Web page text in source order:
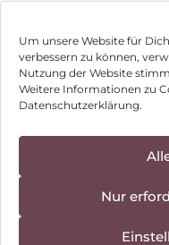
Um unsere Website für
verbessern zu können,
Nutzung der Website
Weitere Informationen zu
Datenschutzerklärung.
Nur
Impressum
Hinweis zur